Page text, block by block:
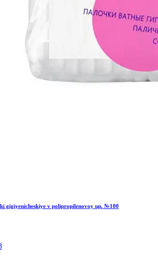
gigiyenicheskiye v polipropilenovoy up. №100